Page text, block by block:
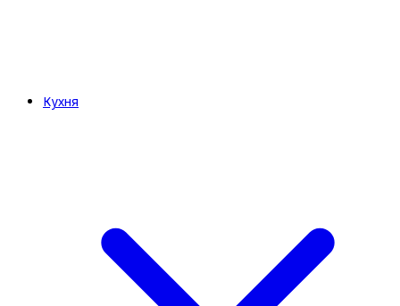
Кухня